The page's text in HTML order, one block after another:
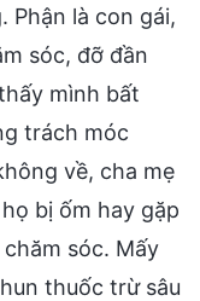
Phận là con gái,
sóc, đỡ đần
mình bất
trách móc
về, cha mẹ
bị ốm hay gặp
sóc. Mấy
thuốc trừ sâu